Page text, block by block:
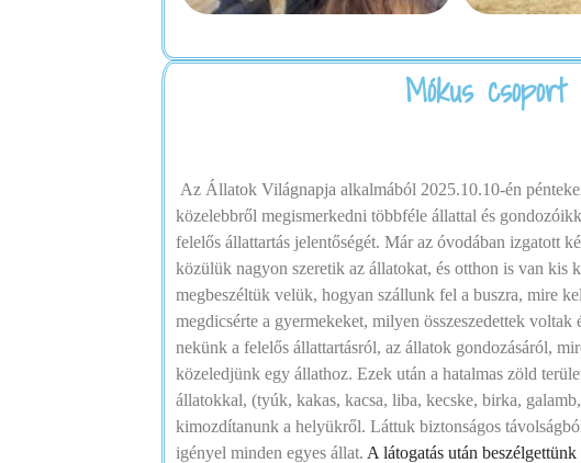
Mókus
Az Állatok Világnapja alkalmából 2025.10.10-én
közelebbről megismerkedni többféle állattal és
felelős állattartás jelentőségét. Már az óvodában izgatott
közülük nagyon szeretik az állatokat, és otthon is van kis
megbeszéltük velük, hogyan szállunk fel a buszra, mire
megdicsérte a gyermekeket, milyen összeszedettek
nekünk a felelős állattartásról, az állatok gondozásáról,
közeledjünk egy állathoz. Ezek után a hatalmas zöld
állatokkal, (tyúk, kakas, kacsa, liba, kecske, birka,
kimozdítanunk a helyükről. Láttuk biztonságos
igényel minden egyes állat. A látogatás után